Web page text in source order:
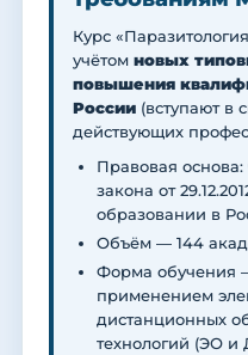
Курс
учётом новых
повышения
России (вступают в
действующих
Правовая основа:
закона от
образовании в
Объём — 144
Форма обучения
применением
дистанционных
технологий (ЭО и